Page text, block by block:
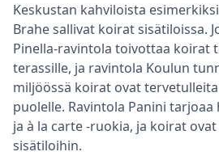
Keskustan kahviloista
Brahe sallivat koirat sisätiloissa.
Pinella-ravintola toivottaa koirat
terassille, ja ravintola Koulun
miljöössä koirat ovat
puolelle. Ravintola Panini
ja à la carte -ruokia, ja koirat
sisätiloihin.